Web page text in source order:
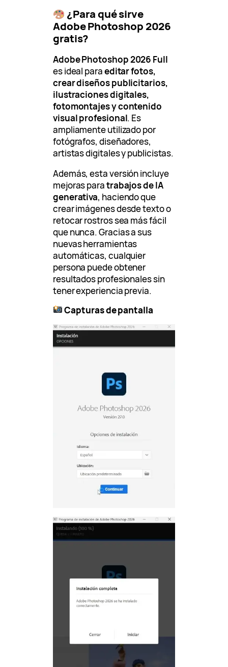
¿Para qué sirve
Adobe Photoshop 2026
gratis?
Adobe Photoshop 2026 Full
es ideal paraeditar fotos,
crear diseños publicitarios,
ilustraciones digitales,
fotomontajes y contenido
visual profesional. Es
ampliamente utilizado por
fotógrafos, diseñadores,
artistas digitales y publicistas.
Además, esta versión incluye
mejoras paratrabajos de IA
generativa, haciendo que
crear imágenes desde texto o
retocar rostros sea más fácil
que nunca. Gracias a sus
nuevas herramientas
automáticas, cualquier
persona puede obtener
resultados profesionales sin
tener experiencia previa.
Capturas de pantalla